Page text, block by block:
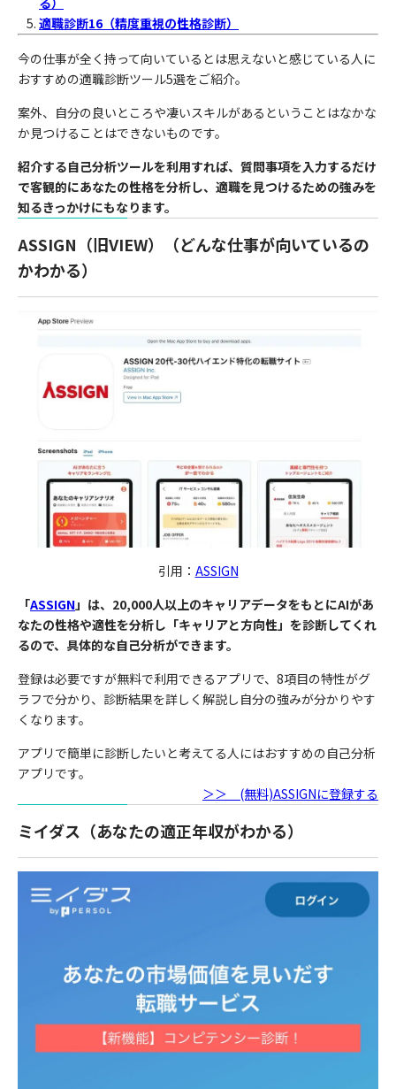
適職診断16（精度重視の性格診断）
今の仕事が全く持って向いているとは思えないと感じている人に
おすすめの適職診断ツール5選をご紹介。
案外、自分の良いところや凄いスキルがあるということはなかな
か見つけることはできないものです。
紹介する自己分析ツールを利用すれば、質問事項を入力するだけ
で客観的にあなたの性格を分析し、適職を見つけるための強みを
知るきっかけにもなります。
ASSIGN（旧VIEW）（どんな仕事が向いているの
かわかる）
引用： ASSIGN
「ASSIGN」は、20,000人以上のキャリアデータをもとにAIがあ
なたの性格や適性を分析し「キャリアと方向性」を診断してくれ
るので、具体的な自己分析ができます。
登録は必要ですが無料で利用できるアプリで、8項目の特性がグ
ラフで分かり、診断結果を詳しく解説し自分の強みが分かりやす
くなります。
アプリで簡単に診断したいと考えてる人にはおすすめの自己分析
アプリです。
＞＞ (無料)ASSIGNに登録する
ミイダス（あなたの適正年収がわかる）